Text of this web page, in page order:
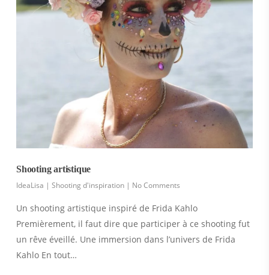
Shooting artistique
IdeaLisa | Shooting d'inspiration | No Comments
Un shooting artistique inspiré de Frida Kahlo
Premièrement, il faut dire que participer à ce shooting fut
un rêve éveillé. Une immersion dans l’univers de Frida
Kahlo En tout…